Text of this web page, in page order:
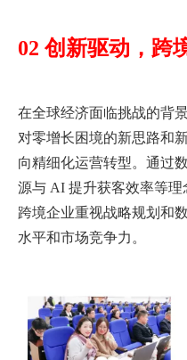
02 创新驱动，跨
在全球经济面临挑战的背
对零增长困境的新思路和
向精细化运营转型。通过
源与 AI 提升获客效率等
跨境企业重视战略规划和
水平和市场竞争力。